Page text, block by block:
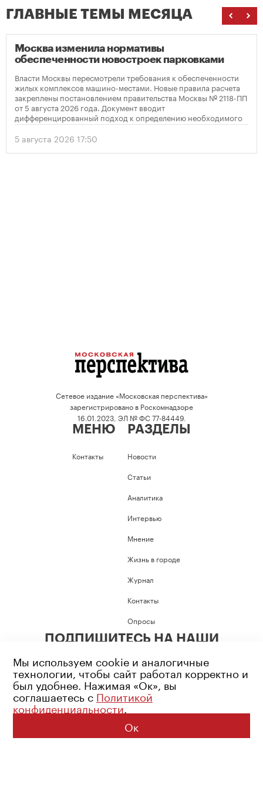
ГЛАВНЫЕ ТЕМЫ МЕСЯЦА
Москва изменила нормативы
обеспеченности новостроек парковками
Власти Москвы пересмотрели требования к обеспеченности
жилых комплексов машино-местами. Новые правила расчета
закреплены постановлением правительства Москвы № 2118-ПП
от 5 августа 2026 года. Документ вводит
дифференцированный подход к определению необходимого
количества парковок в зависимости от площади квартир и
устанавливает переходный период для уже согласованных
проектов.
5 августа 2026 17:50
Сетевое издание «Московская перспектива»
зарегистрировано в Роскомнадзоре
16.01.2023, ЭЛ № ФС 77-84449.
МЕНЮ
Контакты
РАЗДЕЛЫ
Новости
Статьи
Аналитика
Интервью
Мнение
Жизнь в городе
Журнал
Контакты
Опросы
ПОДПИШИТЕСЬ НА НАШИ
Возрастное ограничение: 16+
Политика конфиденциальности
© 2026 Все права защищены
Мы используем cookie и аналогичные
технологии, чтобы сайт работал корректно и
был удобнее. Нажимая «Ок», вы
соглашаетесь с Политикой
конфиденциальности.
Ок